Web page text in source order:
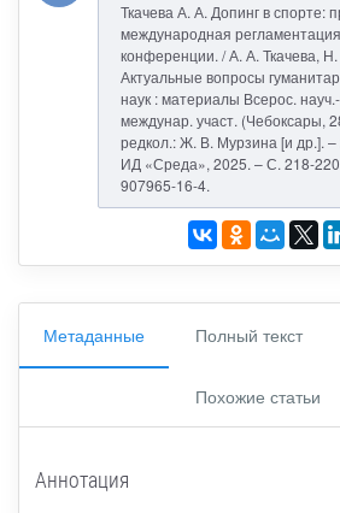
Ткачева А. А. Допинг в спорте:
международная
конференции. / А. А. Ткачева,
Актуальные вопросы
наук : материалы Всерос.
междунар. участ. (Чебоксары,
редкол.: Ж. В. Мурзина [и др.].
ИД «Среда», 2025. – С. 218-
907965-16-4.
Метаданные Полный текст
Похожие статьи
Аннотация